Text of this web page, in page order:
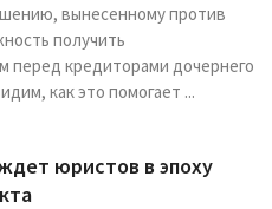
вынесенному против
получить
перед кредиторами дочернего
как это помогает ...
юристов в эпоху